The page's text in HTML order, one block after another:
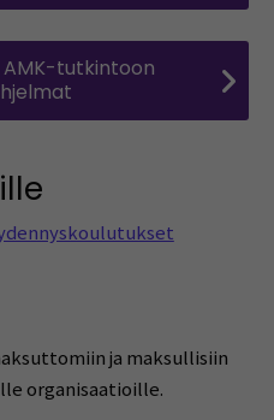
AMK-tutkintoon
ja maksullisiin
organisaatioille.